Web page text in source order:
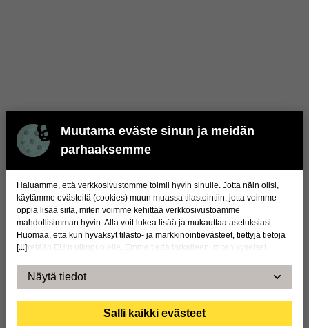
Muutama eväste sinun ja meidän
parhaaksemme
[...]
Haluamme, että verkkosivustomme toimii hyvin sinulle. Jotta näin olisi,
käytämme evästeitä (cookies) muun muassa tilastointiin, jotta voimme
oppia lisää siitä, miten voimme kehittää verkkosivustoamme
mahdollisimman hyvin. Alla voit lukea lisää ja mukauttaa asetuksiasi.
Huomaa, että kun hyväksyt tilasto- ja markkinointievästeet, tiettyjä tietoja
siirretään EU:n ulkopuolelle. Emme tiedä tarkalleen, miten kyseiset
täytä kaikkia niitä vaatimuksia, jotka koskevat henkilötietojen käsittelyä
EU:ssa, mikä voi merkitä tiettyjä riskejä henkilötiedoillesi. Kyseiset
lainvalvontaviranomaisille, jos ne saavat tällaisen pyynnön. Sinun voi
Näytä tiedot
Salli kaikki evästeet